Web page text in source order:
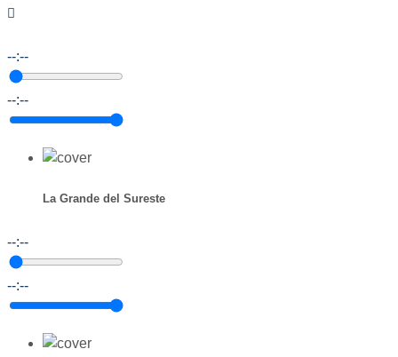
--:--
--:--
La Grande del Sureste
--:--
--:--